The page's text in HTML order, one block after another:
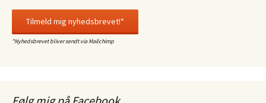
*Nyhedsbrevet bliver sendt via Mailchimp